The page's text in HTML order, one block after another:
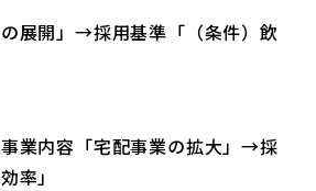
展開」→採用基準「（条件）飲
業内容「宅配事業の拡大」→採
率」